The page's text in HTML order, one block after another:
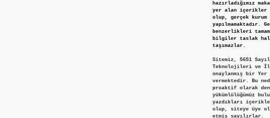
hazırladığımız
yer alan içerikler
olup, gerçek kurum
yapılmamaktadır.
benzerlikleri
bilgiler taslak
taşımazlar.
Sitemiz, 5651
Teknolojileri ve
onaylanmış bir Yer
vermektedir. Bu
proaktif olarak
yükümlülüğümüz
yazdıkları
olup, siteye üye
etmiş sayılırlar.